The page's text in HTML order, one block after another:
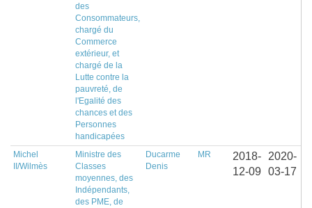
des
Consommateurs,
chargé du
Commerce
extérieur, et
chargé de la
Lutte contre la
pauvreté, de
l'Egalité des
chances et des
Personnes
handicapées
Michel
II/Wilmès
Ministre des
Classes
moyennes, des
Indépendants,
des PME, de
Ducarme
Denis
MR
2018-
12-09
2020-
03-17